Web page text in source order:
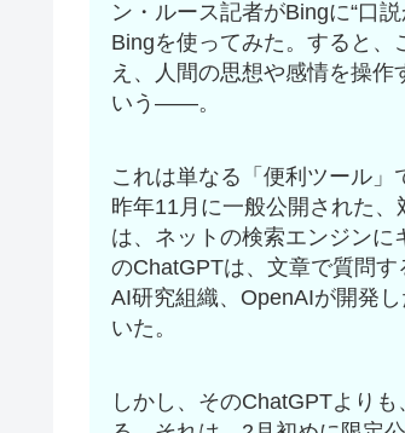
ン・ルース記者がBingに“口
Bingを使ってみた。すると、
え、人間の思想や感情を操
いう――。
これは単なる「便利ツール」
昨年11月に一般公開された
は、ネットの検索エンジンに
のChatGPTは、文章で質問
AI研究組織、OpenAIが開発
いた。
しかし、そのChatGPTより